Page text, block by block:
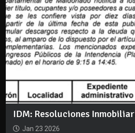
IDM: Resoluciones
Jan 23 2026